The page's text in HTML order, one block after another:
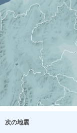
次の地震